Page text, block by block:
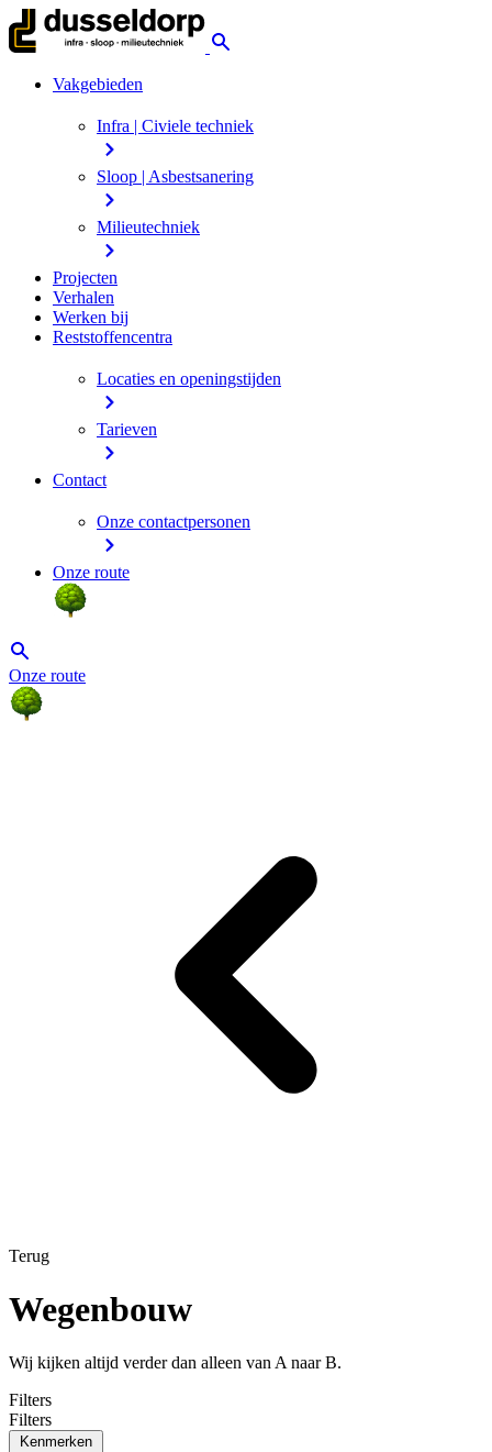
Vakgebieden
Infra | Civiele techniek
Sloop | Asbestsanering
Milieutechniek
Projecten
Verhalen
Werken bij
Reststoffencentra
Locaties en openingstijden
Tarieven
Contact
Onze contactpersonen
Onze route
Onze route
Terug
Wegenbouw
Wij kijken altijd verder dan alleen van A naar B.
Filters
Filters
Kenmerken